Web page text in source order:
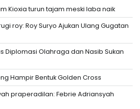
Kioxia turun tajam meski laba naik
roy: Roy Suryo Ajukan Ulang Gugatan
Diplomasi Olahraga dan Nasib Sukan
Hampir Bentuk Golden Cross
praperadilan: Febrie Adriansyah